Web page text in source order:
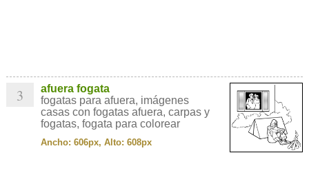
3
afuera fogata
fogatas para afuera, imágenes
casas con fogatas afuera, carpas y
fogatas, fogata para colorear
Ancho: 606px, Alto: 608px